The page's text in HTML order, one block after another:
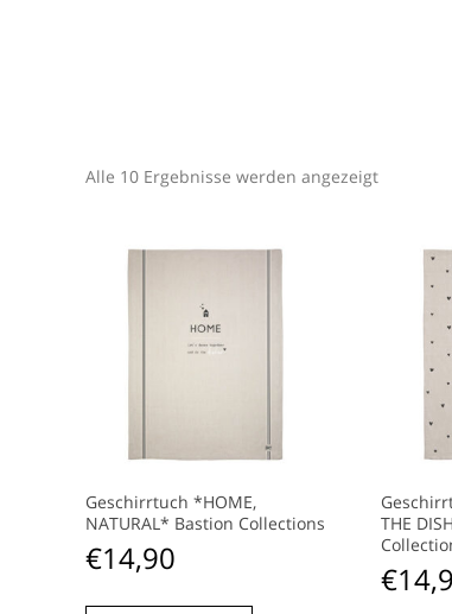
Alle 10 Ergebnisse werden angezeigt
Geschirrtuch *HOME,
NATURAL* Bastion Collections
€14,90
THE
€